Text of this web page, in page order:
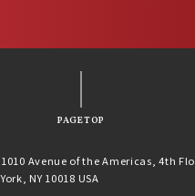
PAGETOP
1010 Avenue of the Americas, 4th
York, NY 10018 USA